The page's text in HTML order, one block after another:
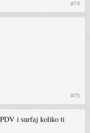
#74
#75
i surfaj koliko ti